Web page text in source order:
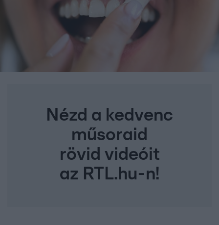
Nézd a kedvenc
műsoraid
rövid videóit
az RTL.hu-n!